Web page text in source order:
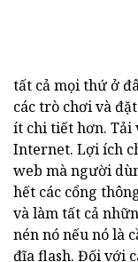
tất cả mọi thứ ở
các trò chơi và
ít chi tiết hơn. Tải
Internet. Lợi ích
web mà người
hết các cổng
và làm tất cả
nén nó nếu nó là
đĩa flash. Đối với